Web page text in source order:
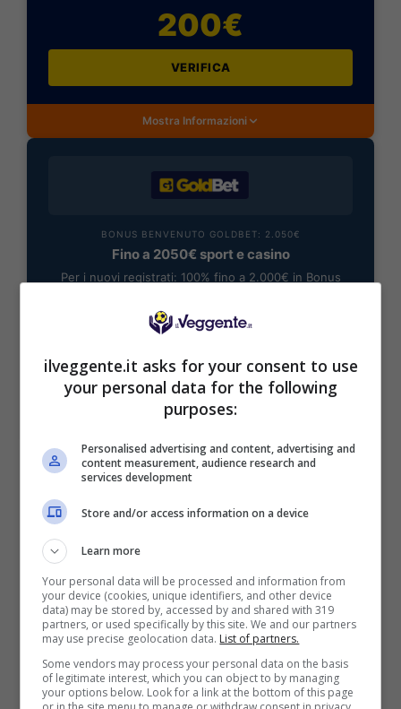
200€
VERIFICA
Mostra Informazioni
BONUS BENVENUTO GOLDBET: 2.050€
Fino a 2050€ sport e casino
Per i nuovi registrati: 100% fino a 2.000€ in Bonus
2050€
VERIFICA
Fino a 2050€ bonus scommesse e sport
Per i nuovi utenti della piattaforma: 100% fino a 50€ in
Bonus Scommesse + 100% fino a 2000€ in Bonus
Sport
2050€
VERIFICA
ilveggente.it asks for your consent to use
your personal data for the following
purposes:
Personalised advertising and content, advertising and
content measurement, audience research and
services development
Store and/or access information on a device
Learn more
Your personal data will be processed and information from
your device (cookies, unique identifiers, and other device
data) may be stored by, accessed by and shared with 319
partners, or used specifically by this site. We and our partners
may use precise geolocation data. List of partners.
Some vendors may process your personal data on the basis
of legitimate interest, which you can object to by managing
your options below. Look for a link at the bottom of this page